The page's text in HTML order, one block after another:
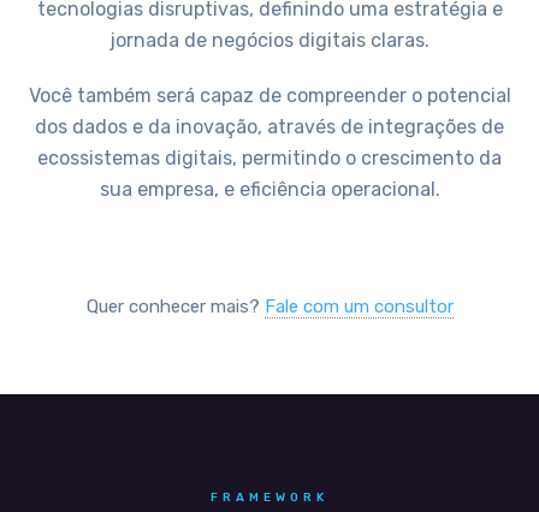
tecnologias disruptivas, definindo uma estratégia e
jornada de negócios digitais claras.
Você também será capaz de compreender o potencial
dos dados e da inovação, através de integrações de
ecossistemas digitais, permitindo o crescimento da
sua empresa, e eficiência operacional.
Quer conhecer mais? Fale com um consultor
FRAMEWORK